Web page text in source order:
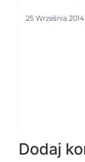
25 Września 2014
Dodaj